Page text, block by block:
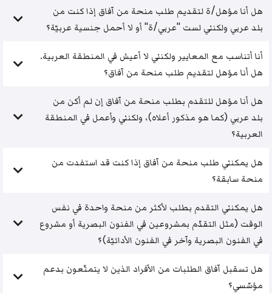
هل أنا مؤهل/ة لتقديم طلب منحة من آفاق إذا كنت من
بلد عربي ولكنني لست "عربي/ة" أو لا أحمل جنسية عربيّة؟
أنا أتناسب مع المعايير ولكنني لا أعيش في المنطقة العربية.
هل أنا مؤهل لتقديم طلب منحة من آفاق؟
هل أنا مؤهل للتقدم بطلب منحة من آفاق إن لم أكن من
بلد عربي (كما هو مذكور أعلاه)، ولكنني وأعمل في المنطقة
العربية؟
هل يمكنني طلب منحة من آفاق إذا كنت قد استفدت من
منحة سابقة؟
هل يمكنني التقدم بطلب لأكثر من منحة واحدة في نفس
الوقت (مثل التقدّم بمشروعين في الفنون البصرية أو مشروع
في الفنون البصرية وآخر في الفنون الأدائيّة)؟
هل تسقبل آفاق الطلبات من الأفراد الذين لا يتمتّعون بدعم
مؤسّسي؟